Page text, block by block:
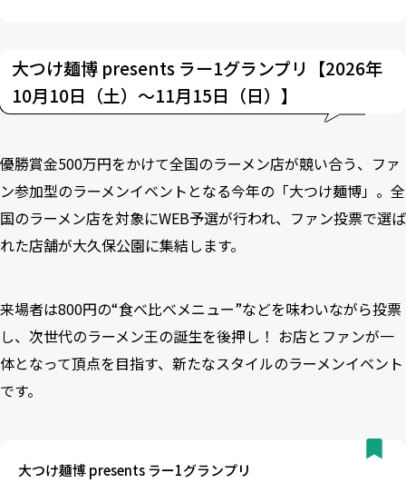
大つけ麺博 presents ラー1グランプリ【2026年
10月10日（土）～11月15日（日）】
優勝賞金500万円をかけて全国のラーメン店が競い合う、ファ
ン参加型のラーメンイベントとなる今年の「大つけ麺博」。全
国のラーメン店を対象にWEB予選が行われ、ファン投票で選ば
れた店舗が大久保公園に集結します。
来場者は800円の“食べ比べメニュー”などを味わいながら投票
し、次世代のラーメン王の誕生を後押し！ お店とファンが一
体となって頂点を目指す、新たなスタイルのラーメンイベント
です。
大つけ麺博 presents ラー1グランプリ